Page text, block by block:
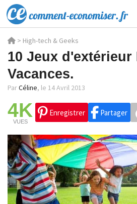
> High-tech & Geeks
10 Jeux d'extérieur
Vacances.
ParCéline, le 14 Avril 2013
4K
VUES
Enregistrer Partager